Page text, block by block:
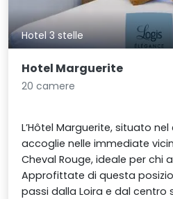
Hotel 3 stelle
Hotel Marguerite
20 camere
L’Hôtel Marguerite, situato
accoglie nelle immediate
Cheval Rouge, ideale per chi
Approfittate di questa
passi dalla Loira e dal centro